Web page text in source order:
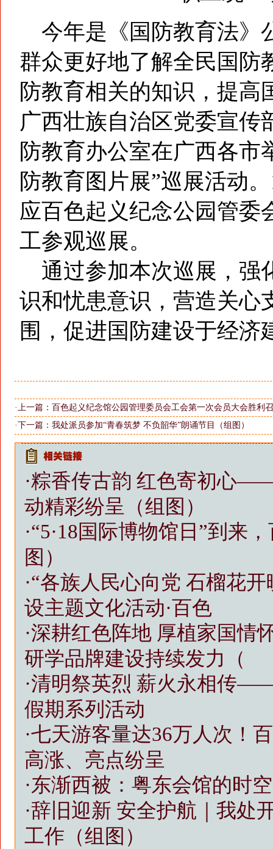
今年是《国防教育法》
群众更好地了解全民国防
防教育相关的知识，提
广西壮族自治区党委宣传
防教育办公室在广西各
防教育图片展”巡展活动
应百色起义纪念公园管委
工参观巡展。
通过参加本次巡展，强
识和忧患意识，营造关心
围，促进国防建设于经济
·上一篇： 百色起义纪念馆公园管理委员会工会第一次会员大会胜利
·下一篇： 我处派员参加“青春筑梦 不负韶华”朗诵节目（组图）
·粽香传古韵 红色寄初心
动精彩纷呈（组图）
·“5·18国际博物馆日”到来
图）
·“各族人民心向党 石榴花
设主题文化活动·百色
·深耕红色阵地 厚植家国
研学品牌建设持续发力（
·清明祭英烈 薪火永相传
假期系列活动
·七天游客量达36万人次！
高涨、亮点纷呈
·东渐西被：粤东会馆的时
·辞旧迎新 安全护航｜我处
工作（组图）